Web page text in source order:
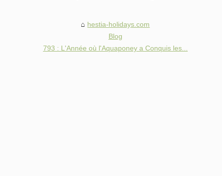
hestia-holidays.com
Blog
793 : L'Année où l'Aquaponey a Conquis les...